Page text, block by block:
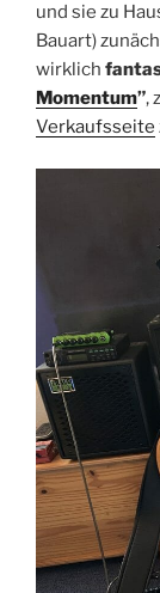
und sie zu
Bauart)
wirklich
Momentum”,
Verkaufsseite